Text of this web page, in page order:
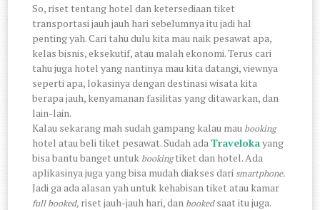
So, riset tentang hotel dan ketersediaan tiket
transportasi jauh jauh hari sebelumnya itu jadi hal
penting yah. Cari tahu dulu kita mau naik pesawat apa,
kelas bisnis, eksekutif, atau malah ekonomi. Terus cari
tahu juga hotel yang nantinya mau kita datangi, viewnya
seperti apa, lokasinya dengan destinasi wisata kita
berapa jauh, kenyamanan fasilitas yang ditawarkan, dan
lain-lain.
Kalau sekarang mah sudah gampang kalau mau booking
hotel atau beli tiket pesawat. Sudah adaTravelokayang
bisa bantu banget untuk bookingtiket dan hotel. Ada
aplikasinya juga yang bisa mudah diakses dari smartphone.
Jadi ga ada alasan yah untuk kehabisan tiket atau kamar
full booked, riset jauh-jauh hari, dan bookedsaat itu juga.